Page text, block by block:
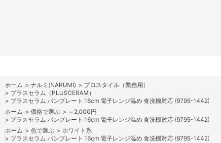
ホーム > ナルミ(NARUMI) > プロスタイル（業務用）
> プラスセラム（PLUSCERAM）
> プラスセラム パンプレート 16cm 電子レンジ温め 食洗機対応 (9795-1442)
ホーム > 価格で選ぶ > ～2,000円
> プラスセラム パンプレート 16cm 電子レンジ温め 食洗機対応 (9795-1442)
ホーム > 色で選ぶ > ホワイト系
> プラスセラム パンプレート 16cm 電子レンジ温め 食洗機対応 (9795-1442)